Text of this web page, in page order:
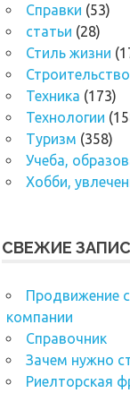
Справки (53)
статьи (28)
Стиль жизни
Строительство
Техника (173)
Технологии
Туризм (358)
Учеба,
Хобби,
СВЕЖИЕ
Продвижение
компании
Справочник
Зачем нужно
Риелторская